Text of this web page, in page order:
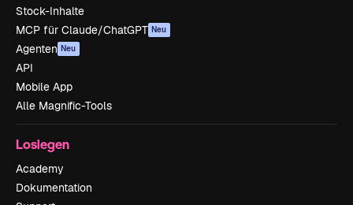
Stock-Inhalte
MCP für Claude/ChatGPT Neu
Agenten Neu
API
Mobile App
Alle Magnific-Tools
Loslegen
Academy
Dokumentation